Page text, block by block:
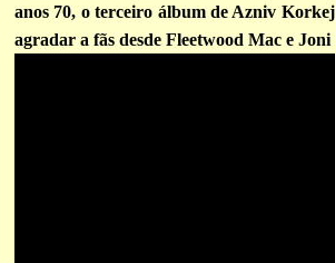
anos 70, o terceiro álbum de Azniv
agradar a fãs desde Fleetwood Mac e